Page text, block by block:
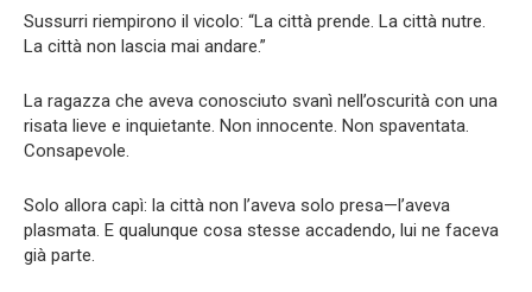
Sussurri riempirono il vicolo: “La città prende. La città nutre.
La città non lascia mai andare.”
La ragazza che aveva conosciuto svanì nell’oscurità con una
risata lieve e inquietante. Non innocente. Non spaventata.
Consapevole.
Solo allora capì: la città non l’aveva solo presa—l’aveva
plasmata. E qualunque cosa stesse accadendo, lui ne faceva
già parte.